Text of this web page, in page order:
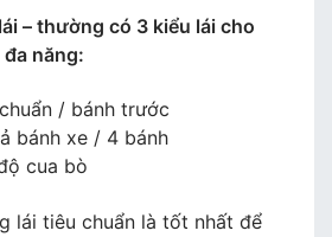
– thường có 3 kiểu lái cho
năng:
/ bánh trước
bánh xe / 4 bánh
cua bò
lái tiêu chuẩn là tốt nhất để